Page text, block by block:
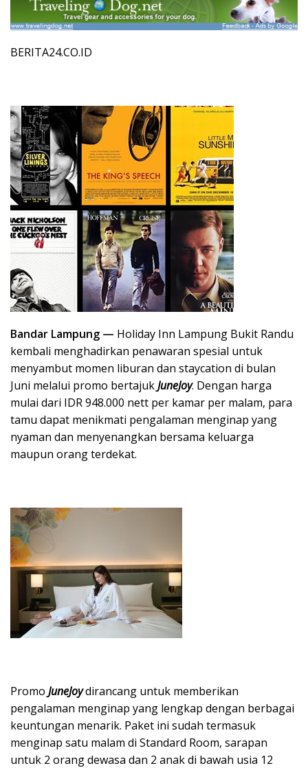
BERITA24.CO.ID
Bandar Lampung — Holiday Inn Lampung Bukit Randu
kembali menghadirkan penawaran spesial untuk
menyambut momen liburan dan staycation di bulan
Juni melalui promo bertajukJuneJoy. Dengan harga
mulai dari IDR 948.000 nett per kamar per malam, para
tamu dapat menikmati pengalaman menginap yang
nyaman dan menyenangkan bersama keluarga
maupun orang terdekat.
Promo JuneJoydirancang untuk memberikan
pengalaman menginap yang lengkap dengan berbagai
keuntungan menarik. Paket ini sudah termasuk
menginap satu malam di Standard Room, sarapan
untuk 2 orang dewasa dan 2 anak di bawah usia 12